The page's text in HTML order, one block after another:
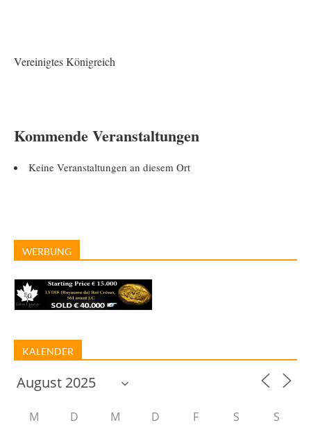
Vereinigtes Königreich
Kommende Veranstaltungen
Keine Veranstaltungen an diesem Ort
WERBUNG
KALENDER
M D M D F S S